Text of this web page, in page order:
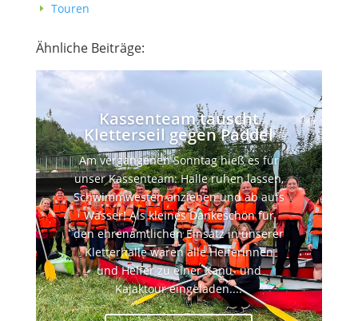
E Touren
Ähnliche Beiträge:
Kassenteam tauscht
Kletterseil gegen Paddel
Am vergangenen Sonntag hieß es für
unser Kassenteam: Halle ruhen lassen,
Schwimmwesten anziehen und ab aufs
Wasser! Als kleines Dankeschön für
den ehrenamtlichen Einsatz in unserer
Kletterhalle waren alle Helferinnen
und Helfer zu einer Kanu- und
Kajaktour eingeladen....